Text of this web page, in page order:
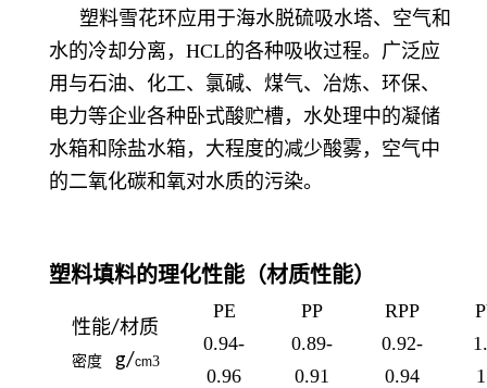
塑料雪花环应用于海水脱硫吸水塔、空气和
水的冷却分离，HCL的各种吸收过程。广泛应
用与石油、化工、氯碱、煤气、冶炼、环保、
电力等企业各种卧式酸贮槽，水处理中的凝储
水箱和除盐水箱，大程度的减少酸雾，空气中
的二氧化碳和氧对水质的污染。
塑料填料的理化性能（材质性能）
性能/材质
密度 g/cm3
PE
0.94-
0.96
PP
0.89-
0.91
RPP
0.92-
0.94